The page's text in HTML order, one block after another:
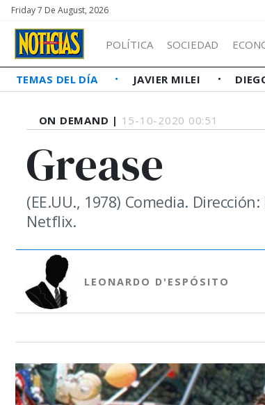
Friday 7 De August, 2026
POLÍTICA SOCIEDAD
TEMAS DEL DÍA JAVIER MILEI
ON DEMAND | 15-10-2020 00:51
Grease
(EE.UU., 1978) Comedia.
Netflix.
LEONARDO D'ESPÓSITO